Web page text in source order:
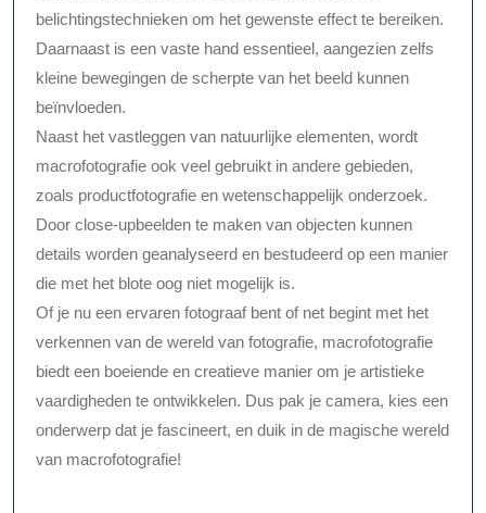
belichtingstechnieken om het gewenste effect te bereiken.
Daarnaast is een vaste hand essentieel, aangezien zelfs
kleine bewegingen de scherpte van het beeld kunnen
beïnvloeden.
Naast het vastleggen van natuurlijke elementen, wordt
macrofotografie ook veel gebruikt in andere gebieden,
zoals productfotografie en wetenschappelijk onderzoek.
Door close-upbeelden te maken van objecten kunnen
details worden geanalyseerd en bestudeerd op een manier
die met het blote oog niet mogelijk is.
Of je nu een ervaren fotograaf bent of net begint met het
verkennen van de wereld van fotografie, macrofotografie
biedt een boeiende en creatieve manier om je artistieke
vaardigheden te ontwikkelen. Dus pak je camera, kies een
onderwerp dat je fascineert, en duik in de magische wereld
van macrofotografie!